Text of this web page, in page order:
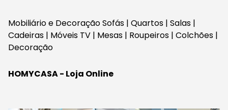
Mobiliário e Decoração Sofás | Quartos | Salas |
Cadeiras | Móveis TV | Mesas | Roupeiros | Colchões |
Decoração
HOMYCASA - Loja Online